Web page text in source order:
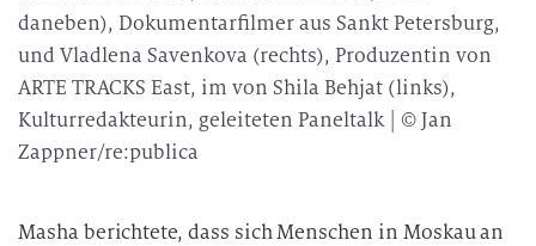
daneben), Dokumentarfilmer aus Sankt Petersburg,
und Vladlena Savenkova (rechts), Produzentin von
ARTE TRACKS East, im von Shila Behjat (links),
Kulturredakteurin, geleiteten Paneltalk | © Jan
Zappner/re:publica
Masha berichtete, dass sich Menschen in Moskau an